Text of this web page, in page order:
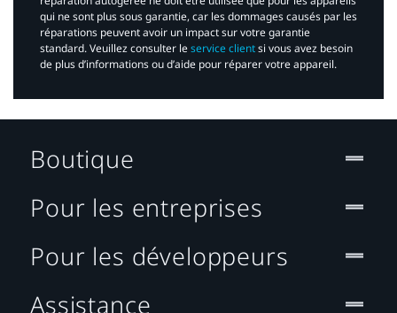
qui ne sont plus sous garantie, car les dommages causés par les
réparations peuvent avoir un impact sur votre garantie
standard. Veuillez consulter leservice clientsi vous avez besoin
de plus d’informations ou d’aide pour réparer votre appareil.​
Boutique
Pour les entreprises
Pour les développeurs
Assistance